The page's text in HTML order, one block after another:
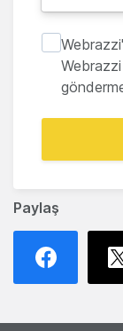
Paylaş